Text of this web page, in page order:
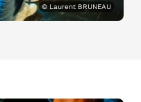
© Laurent BRUNEAU